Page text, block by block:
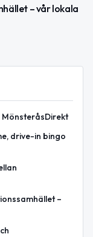
– vår lokala
drive-in bingo
–